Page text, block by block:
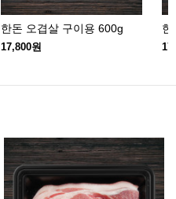
한돈 오겹살 구이용 600g
17,800원
한